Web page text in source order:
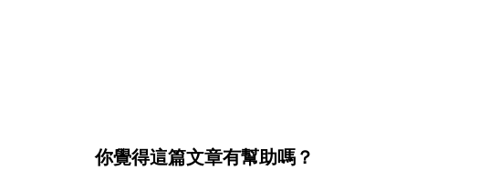
你覺得這篇文章有幫助嗎？